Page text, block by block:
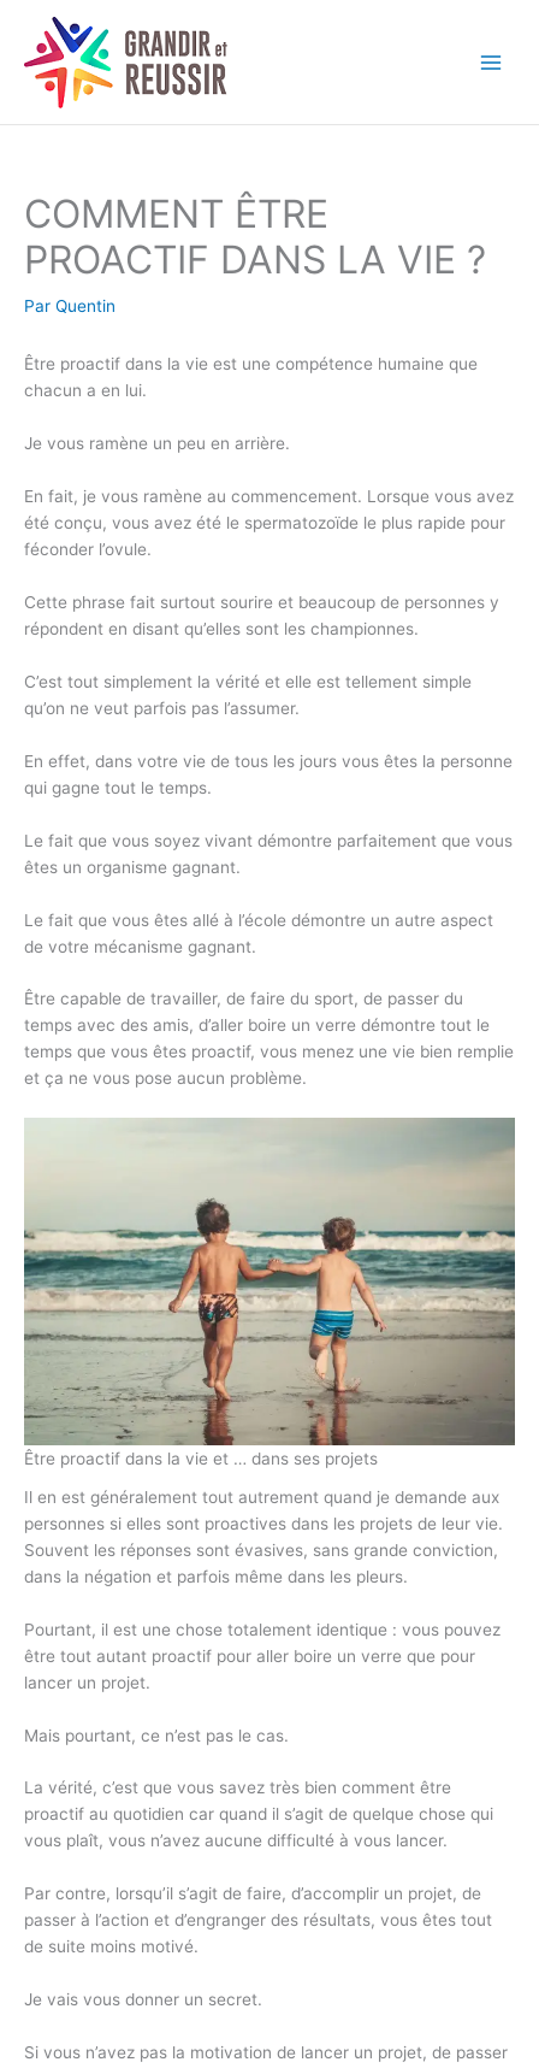
contenu
COMMENT ÊTRE
PROACTIF DANS LA VIE ?
Par Quentin
Être proactif dans la vie est une compétence humaine que
chacun a en lui.
Je vous ramène un peu en arrière.
En fait, je vous ramène au commencement. Lorsque vous avez
été conçu, vous avez été le spermatozoïde le plus rapide pour
féconder l’ovule.
Cette phrase fait surtout sourire et beaucoup de personnes y
répondent en disant qu’elles sont les championnes.
C’est tout simplement la vérité et elle est tellement simple
qu’on ne veut parfois pas l’assumer.
En effet, dans votre vie de tous les jours vous êtes la personne
qui gagne tout le temps.
Le fait que vous soyez vivant démontre parfaitement que vous
êtes un organisme gagnant.
Le fait que vous êtes allé à l’école démontre un autre aspect
de votre mécanisme gagnant.
Être capable de travailler, de faire du sport, de passer du
temps avec des amis, d’aller boire un verre démontre tout le
temps que vous êtes proactif, vous menez une vie bien remplie
et ça ne vous pose aucun problème.
Être proactif dans la vie et … dans ses projets
Il en est généralement tout autrement quand je demande aux
personnes si elles sont proactives dans les projets de leur vie.
Souvent les réponses sont évasives, sans grande conviction,
dans la négation et parfois même dans les pleurs.
Pourtant, il est une chose totalement identique : vous pouvez
être tout autant proactif pour aller boire un verre que pour
lancer un projet.
Mais pourtant, ce n’est pas le cas.
La vérité, c’est que vous savez très bien comment être
proactif au quotidien car quand il s’agit de quelque chose qui
vous plaît, vous n’avez aucune difficulté à vous lancer.
Par contre, lorsqu’il s’agit de faire, d’accomplir un projet, de
passer à l’action et d’engranger des résultats, vous êtes tout
de suite moins motivé.
Je vais vous donner un secret.
Si vous n’avez pas la motivation de lancer un projet, de passer